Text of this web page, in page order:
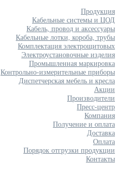
Продукция
Кабельные системы и ЦОД
Кабель, провод и аксессуары
Кабельные лотки, короба, трубы
Комплектация электрощитовых
Электроустановочные изделия
Промышленная маркировка
Контрольно-измерительные приборы
Диспетчерская мебель и кресла
Акции
Производители
Пресс-центр
Компания
Получение и оплата
Доставка
Оплата
Порядок отгрузки продукции
Контакты